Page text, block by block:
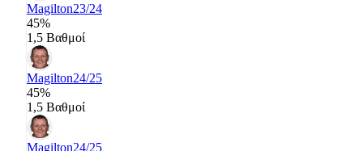
Magilton23/24
45%
1,5 Βαθμοί
Magilton24/25
45%
1,5 Βαθμοί
Magilton24/25